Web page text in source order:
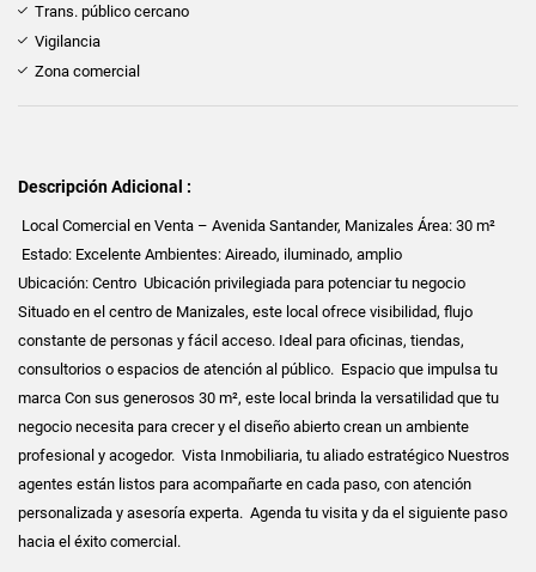
Trans. público cercano
Vigilancia
Zona comercial
Descripción Adicional :
Local Comercial en Venta – Avenida Santander, Manizales Área: 30 m²
Estado: Excelente Ambientes: Aireado, iluminado, amplio
Ubicación: Centro Ubicación privilegiada para potenciar tu negocio
Situado en el centro de Manizales, este local ofrece visibilidad, flujo
constante de personas y fácil acceso. Ideal para oficinas, tiendas,
consultorios o espacios de atención al público. Espacio que impulsa tu
marca Con sus generosos 30 m², este local brinda la versatilidad que tu
negocio necesita para crecer y el diseño abierto crean un ambiente
profesional y acogedor. Vista Inmobiliaria, tu aliado estratégico Nuestros
agentes están listos para acompañarte en cada paso, con atención
personalizada y asesoría experta. Agenda tu visita y da el siguiente paso
hacia el éxito comercial.